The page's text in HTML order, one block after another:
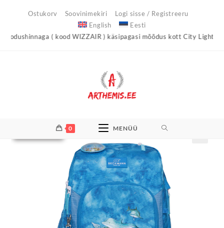
Ostukorv Soovinimekiri
Logi sisse / Registreeru
English
Eesti
( kood WIZZAIR ) käsipagasi mõõdus kott City Light !
0 MENÜÜ